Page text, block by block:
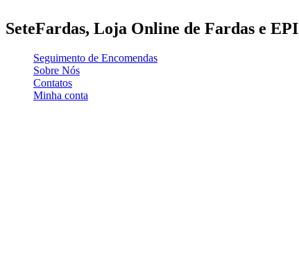
para
o
SeteFardas, Loja Online de Fardas e EPI
Seguimento de Encomendas
Sobre Nós
Contatos
Minha conta